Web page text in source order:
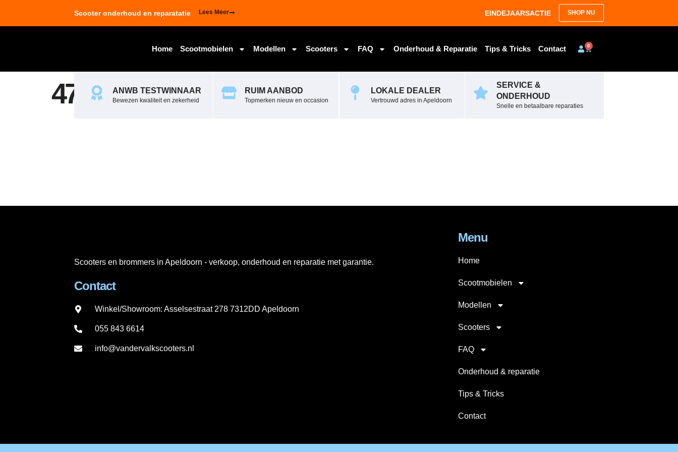
Scooter onderhoud en reparatatie Lees Meer EINDEJAARSACTIE SHOP NU
Home Scootmobielen Modellen Scooters FAQ Onderhoud & Reparatie Tips & Tricks Contact 0
ANWB TESTWINNAAR
Bewezen kwaliteit en zekerheid
RUIM AANBOD
Topmerken nieuw en occasion
LOKALE DEALER
Vertrouwd adres in Apeldoorn
SERVICE &
ONDERHOUD
Snelle en betaalbare reparaties
470044
Scooters en brommers in Apeldoorn - verkoop, onderhoud en reparatie met garantie.
Contact
Winkel/Showroom: Asselsestraat 278 7312DD Apeldoorn
055 843 6614
info@vandervalkscooters.nl
Menu
Home
Scootmobielen
Modellen
Scooters
FAQ
Onderhoud & reparatie
Tips & Tricks
Contact